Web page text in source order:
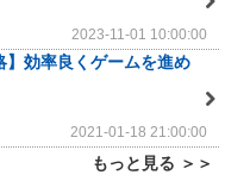
2023-11-01 10:00:00
】効率良くゲームを進め
2021-01-18 21:00:00
もっと見る ＞＞